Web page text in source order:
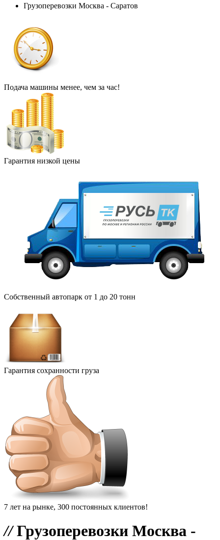
Грузоперевозки Москва - Саратов
Подача машины менее, чем за час!
Гарантия низкой цены
Собственный автопарк от 1 до 20 тонн
Гарантия сохранности груза
7 лет на рынке, 300 постоянных клиентов!
//Грузоперевозки Москва -